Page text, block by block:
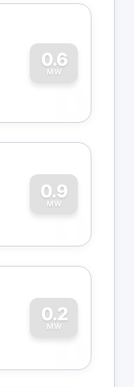
0.6
MW
0
0.9
MW
0
0.2
MW
0